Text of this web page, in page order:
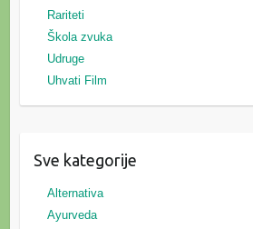
Rariteti
Škola zvuka
Udruge
Uhvati Film
Sve kategorije
Alternativa
Ayurveda